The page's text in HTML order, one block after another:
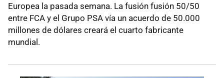
Europea la pasada semana. La fusión fusión 50/50
entre FCA y el Grupo PSA vía un acuerdo de 50.000
millones de dólares creará el cuarto fabricante
mundial.